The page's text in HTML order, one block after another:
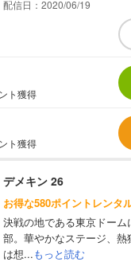
配信日：2020/06/19
ト獲得
ト獲得
デメキン 26
お得な580ポイントレンタ
決戦の地である東京ドー
部。華やかなステージ、
は想...もっと読む